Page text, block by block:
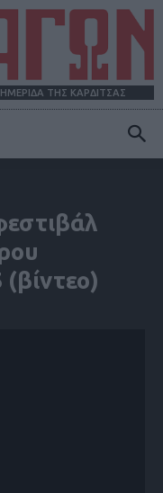
ΤΗΣ ΚΑΡΔΙΤΣΑΣ